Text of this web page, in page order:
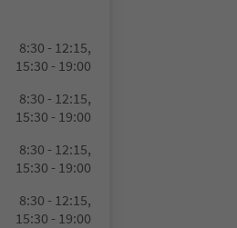
8:30 - 12:15,
15:30 - 19:00
8:30 - 12:15,
15:30 - 19:00
8:30 - 12:15,
15:30 - 19:00
8:30 - 12:15,
15:30 - 19:00